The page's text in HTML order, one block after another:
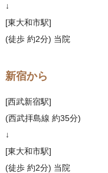
↓
[東大和市駅]
(徒歩 約2分) 当院
新宿から
[西武新宿駅]
(西武拝島線 約35分)
↓
[東大和市駅]
(徒歩 約2分) 当院